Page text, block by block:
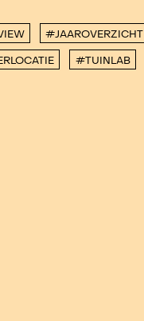
#JAAROVERZICHT
#TUINLAB